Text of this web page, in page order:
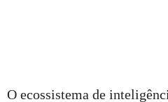
O ecossistema de